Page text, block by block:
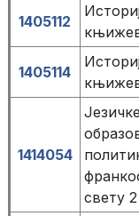
1405112
1405114
1414054
Језичке
свету 2